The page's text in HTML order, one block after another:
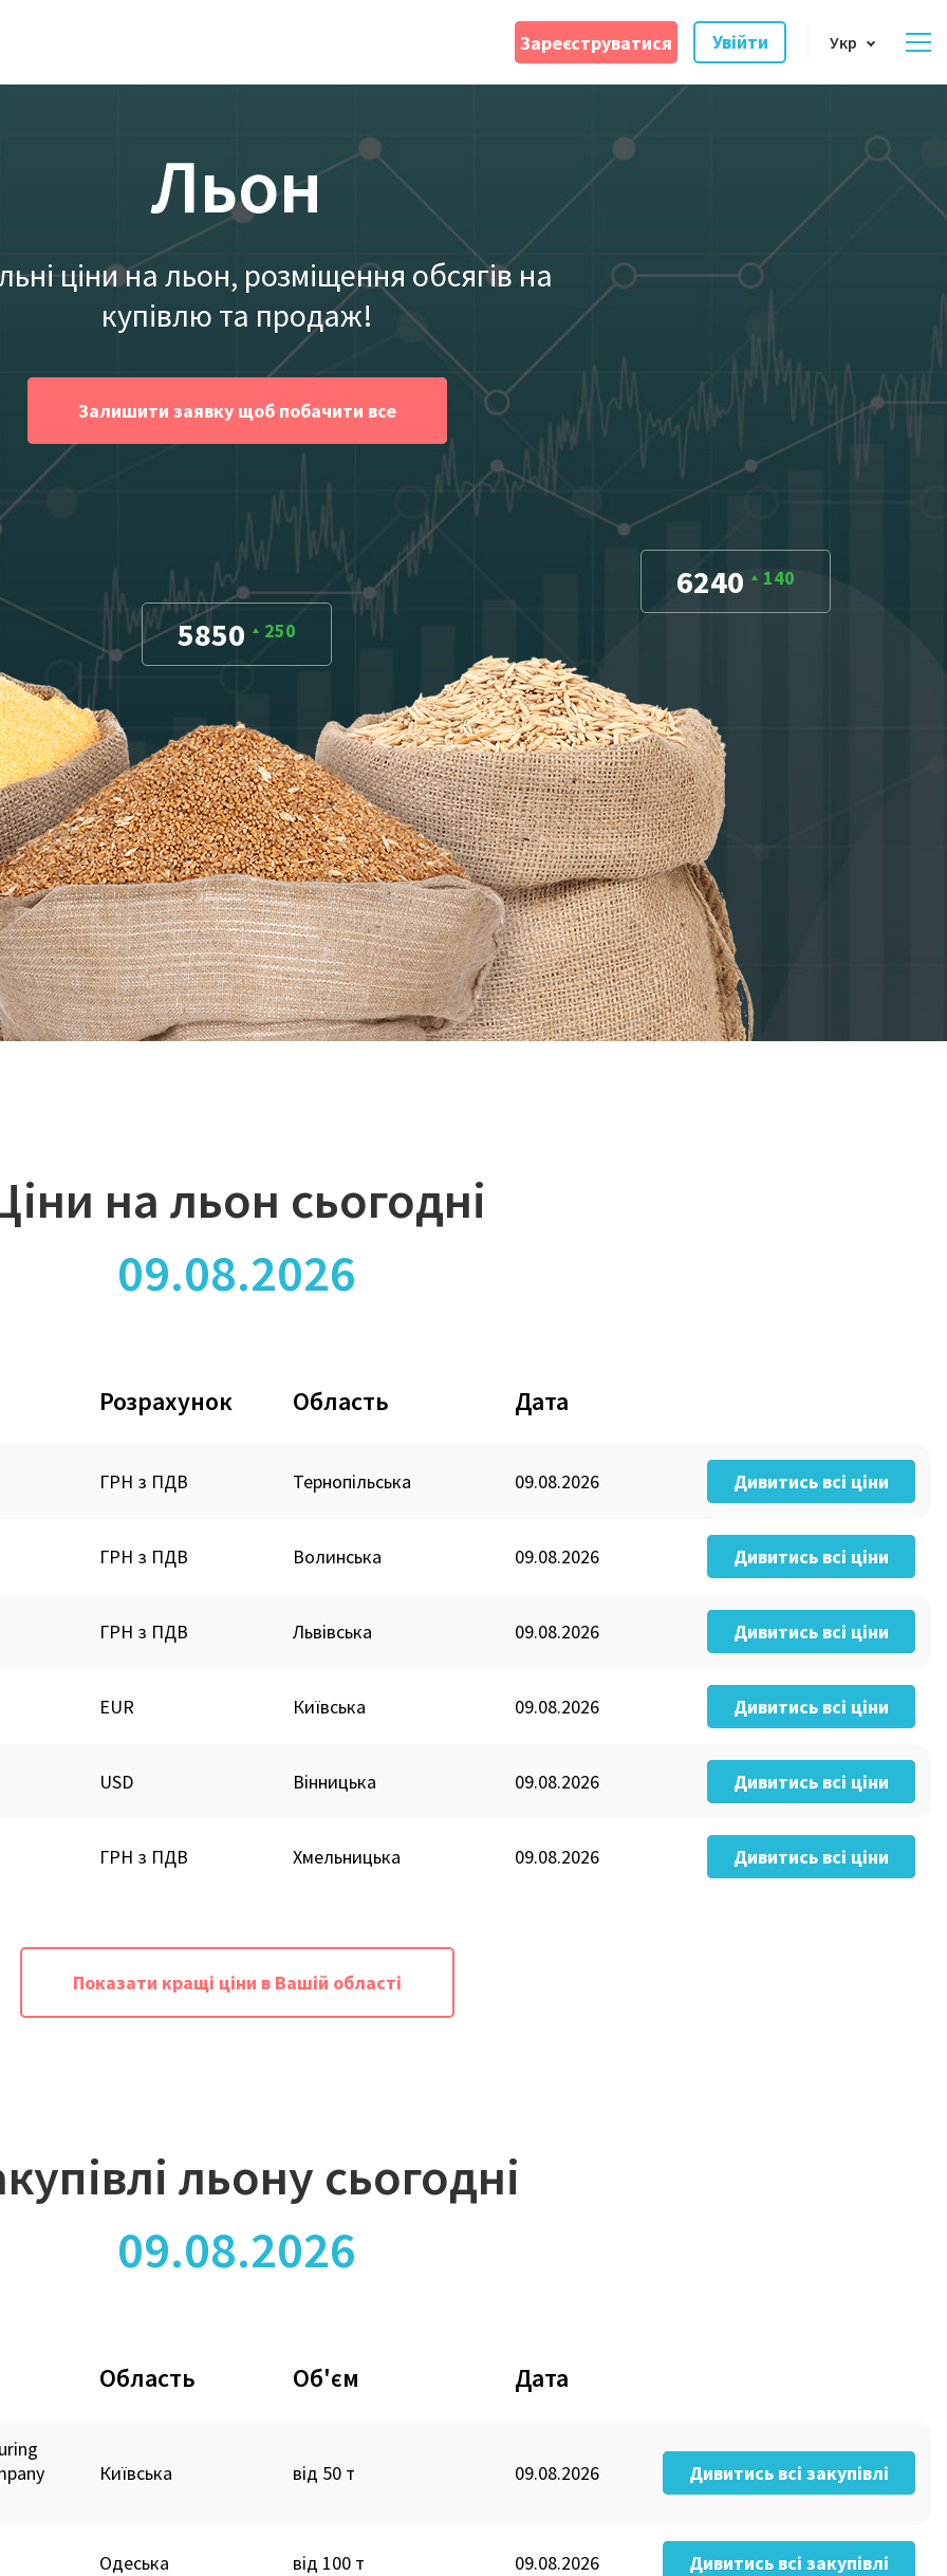
Зареєструватися Увійти Укр
Льон
ціни на льон, розміщення обсягів на
купівлю та продаж!
Залишити заявку щоб побачити все
5850 250
6240 140
на льон сьогодні
09.08.2026
Розрахунок Область Дата
ГРН з ПДВ Тернопільська 09.08.2026 Дивитись всі ціни
ГРН з ПДВ Волинська 09.08.2026 Дивитись всі ціни
ГРН з ПДВ Львівська 09.08.2026 Дивитись всі ціни
EUR Київська 09.08.2026 Дивитись всі ціни
USD Вінницька 09.08.2026 Дивитись всі ціни
ГРН з ПДВ Хмельницька 09.08.2026 Дивитись всі ціни
Показати кращі ціни в Вашій області
льону сьогодні
09.08.2026
Область Об'єм Дата
Київська від 50 т 09.08.2026 Дивитись всі закупівлі
Одеська від 100 т 09.08.2026 Дивитись всі закупівлі